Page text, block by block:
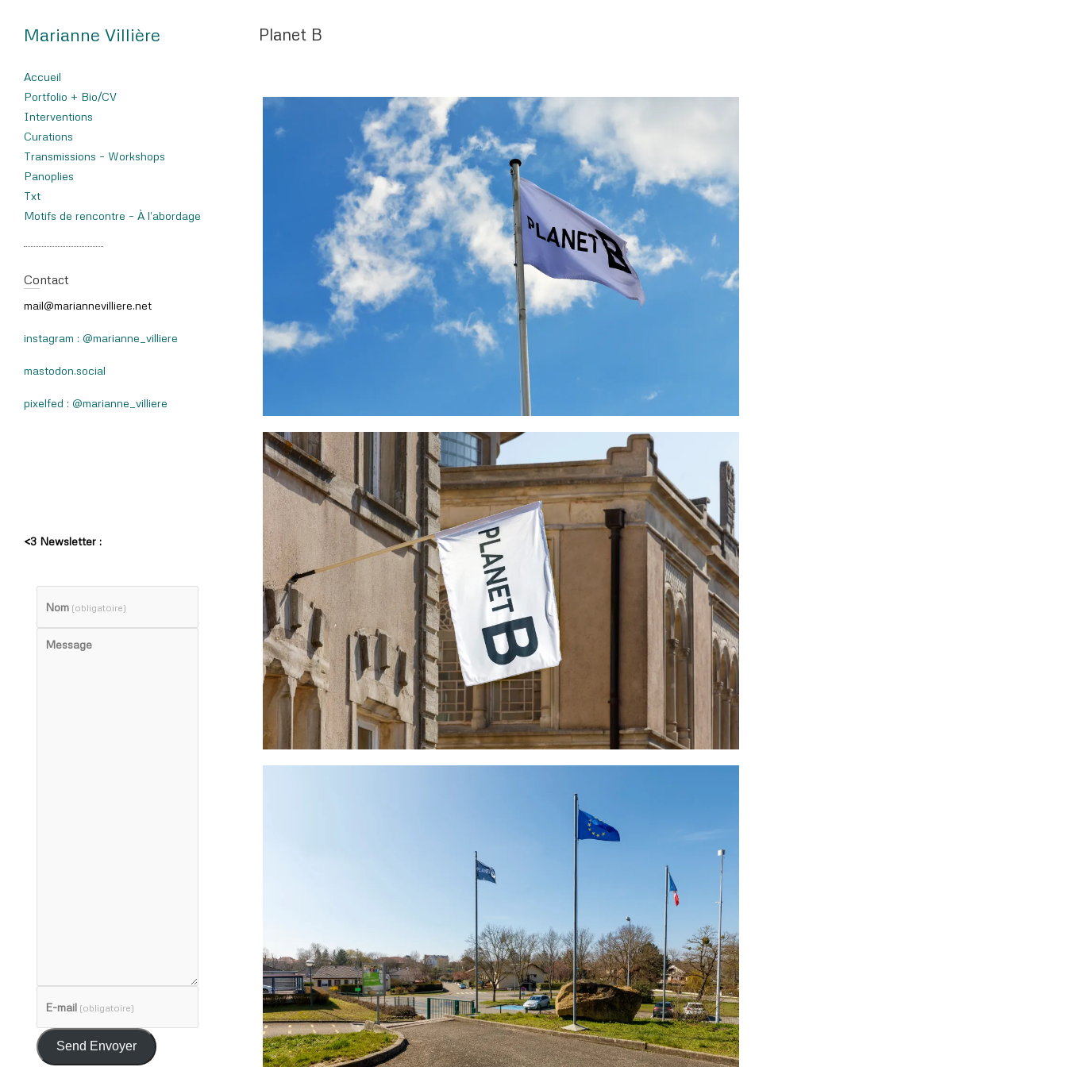
Marianne Villière
Accueil
Portfolio + Bio/CV
Interventions
Curations
Transmissions – Workshops
Panoplies
Txt
Motifs de rencontre – À l’abordage
Planet B
Contact
mail@mariannevilliere.net
instagram : @marianne_villiere
mastodon.social
pixelfed : @marianne_villiere
<3 Newsletter :
Nom (obligatoire)
Message
E-mail (obligatoire)
Send Envoyer